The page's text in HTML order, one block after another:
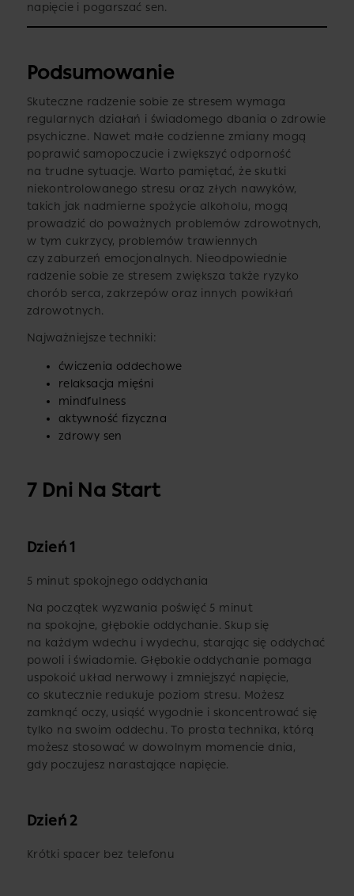
napięcie i pogarszać sen.
Podsumowanie
Skuteczne radzenie sobie ze stresem wymaga
regularnych działań i świadomego dbania o zdrowie
psychiczne. Nawet małe codzienne zmiany mogą
poprawić samopoczucie i zwiększyć odporność
na trudne sytuacje. Warto pamiętać, że skutki
niekontrolowanego stresu oraz złych nawyków,
takich jak nadmierne spożycie alkoholu, mogą
prowadzić do poważnych problemów zdrowotnych,
w tym cukrzycy, problemów trawiennych
czy zaburzeń emocjonalnych. Nieodpowiednie
radzenie sobie ze stresem zwiększa także ryzyko
chorób serca, zakrzepów oraz innych powikłań
zdrowotnych.
Najważniejsze techniki:
ćwiczenia oddechowe
relaksacja mięśni
mindfulness
aktywność fizyczna
zdrowy sen
7 Dni Na Start
Dzień 1
5 minut spokojnego oddychania
Na początek wyzwania poświęć 5 minut
na spokojne, głębokie oddychanie. Skup się
na każdym wdechu i wydechu, starając się oddychać
powoli i świadomie. Głębokie oddychanie pomaga
uspokoić układ nerwowy i zmniejszyć napięcie,
co skutecznie redukuje poziom stresu. Możesz
zamknąć oczy, usiąść wygodnie i skoncentrować się
tylko na swoim oddechu. To prosta technika, którą
możesz stosować w dowolnym momencie dnia,
gdy poczujesz narastające napięcie.
Dzień 2
Krótki spacer bez telefonu